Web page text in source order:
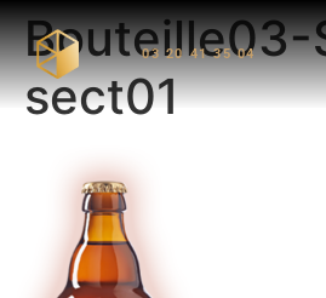
03 20 41 35 04
Bouteille03-
sect01